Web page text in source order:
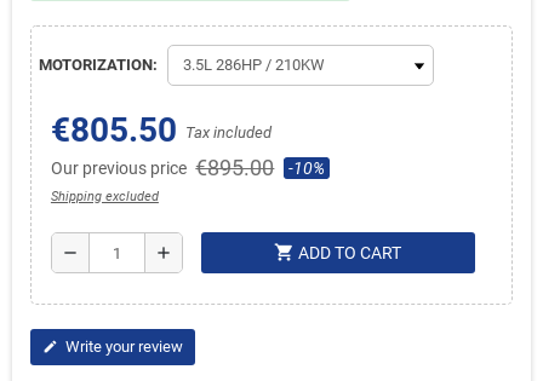
MOTORIZATION:
€805.50 Tax included
Our previous price €895.00 -10%
Shipping excluded
remove add shopping_cart ADD TO CART
edit Write your review